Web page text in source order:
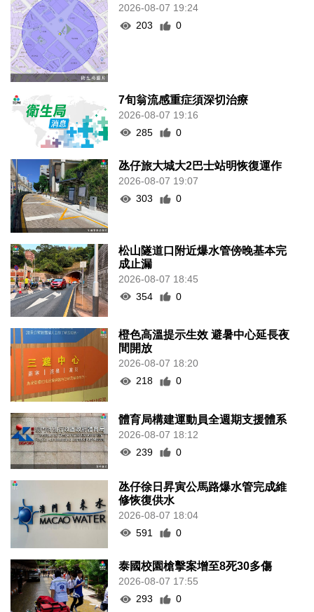
2026-08-07 19:24
203
0
7旬翁流感重症須深切治療
2026-08-07 19:16
285
0
氹仔旅大城大2巴士站明恢復運作
2026-08-07 19:07
303
0
松山隧道口附近爆水管傍晚基本完
成止漏
2026-08-07 18:45
354
0
橙色高溫提示生效 避暑中心延長夜
間開放
2026-08-07 18:20
218
0
體育局構建運動員全週期支援體系
2026-08-07 18:12
239
0
氹仔徐日昇寅公馬路爆水管完成維
修恢復供水
2026-08-07 18:04
591
0
泰國校園槍擊案增至8死30多傷
2026-08-07 17:55
293
0